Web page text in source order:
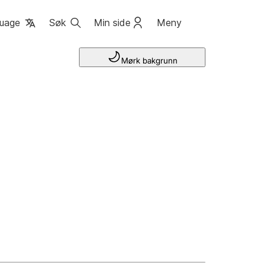
Søk Min side Meny
Mørk bakgrunn